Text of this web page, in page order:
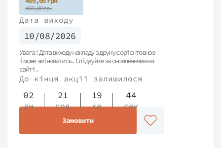
450,00 грн
Дата виходу
10/08/2026
Увага! Дата виходу накладу з друку є орієнтовною
і може змінюватись. Слідкуйте за оновленнями на
сайті.
До кінця акції залишилося
02
дн
21
год
19
хв
44
сек
Замовити